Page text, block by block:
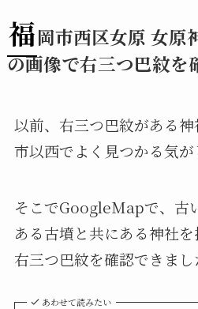
福岡市西区女原 女
の画像で右三つ巴紋を
以前、右三つ巴紋がある
市以西でよく見つかる気が
そこでGoogleMapで、古
ある古墳と共にある神社を
右三つ巴紋を確認できまし
あわせて読みたい